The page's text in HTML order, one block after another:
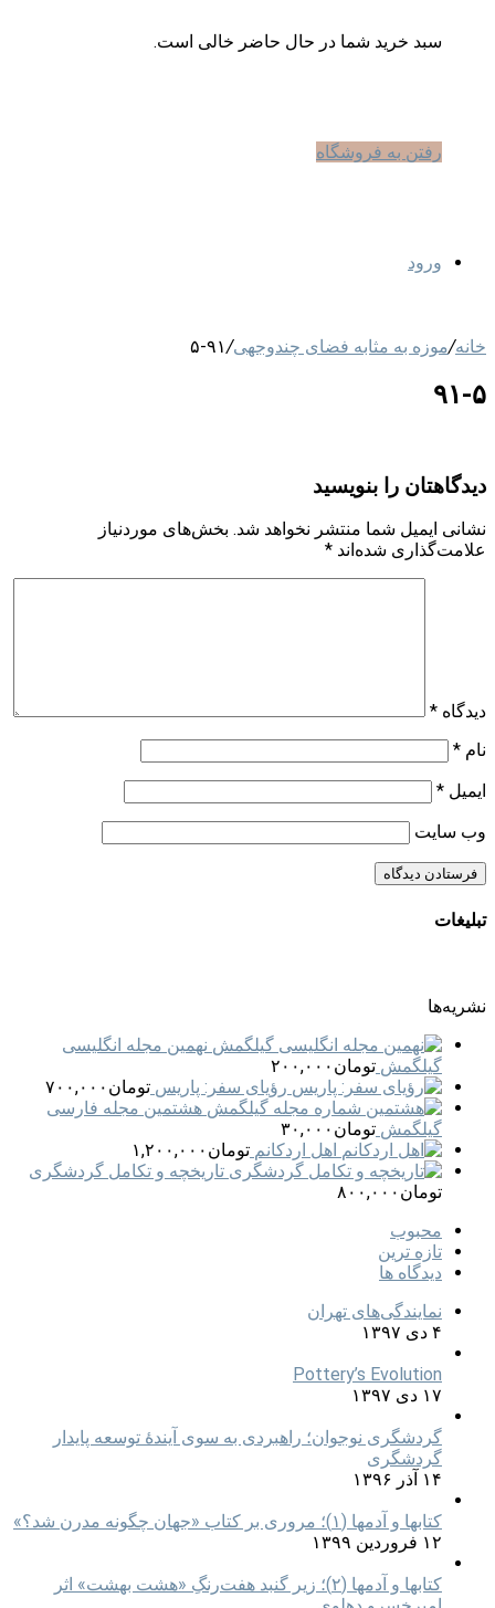
سبد خرید شما در حال حاضر خالی است.
رفتن به فروشگاه
ورود
خانه/موزه‌ به مثابه فضای چندوجهی/۹۱-۵
۹۱-۵
دیدگاهتان را بنویسید
نشانی ایمیل شما منتشر نخواهد شد. بخش‌های موردنیاز
علامت‌گذاری شده‌اند *
دیدگاه *
نام *
ایمیل *
وب‌ سایت
تبلیغات
نشریه‌ها
نهمین مجله انگلیسی
گیلگمش تومان ۲۰۰,۰۰۰
رؤیای سفر: پاریس تومان ۷۰۰,۰۰۰
هشتمین مجله فارسی
گیلگمش تومان ۳۰,۰۰۰
اهل اردکانم تومان ۱,۲۰۰,۰۰۰
تاریخچه و تکامل گردشگری
تومان ۸۰۰,۰۰۰
محبوب
تازه ترین
دیدگاه ها
نمایندگی‌های تهران
۴ دی ۱۳۹۷
Pottery’s Evolution
۱۷ دی ۱۳۹۷
گردشگری نوجوان؛ راهبردی به سوی آیندۀ توسعه پایدار
گردشگری
۱۴ آذر ۱۳۹۶
کتابها و آدمها (۱)؛ مروری بر کتاب «جهان چگونه مدرن شد؟»
۱۲ فروردین ۱۳۹۹
کتابها و آدمها (۲)؛ زیر گنبد هفت‌رنگِ «هشت بهشت» اثر